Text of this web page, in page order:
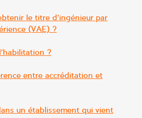
le titre d’ingénieur par
(VAE) ?
?
entre accréditation et
un établissement qui vient